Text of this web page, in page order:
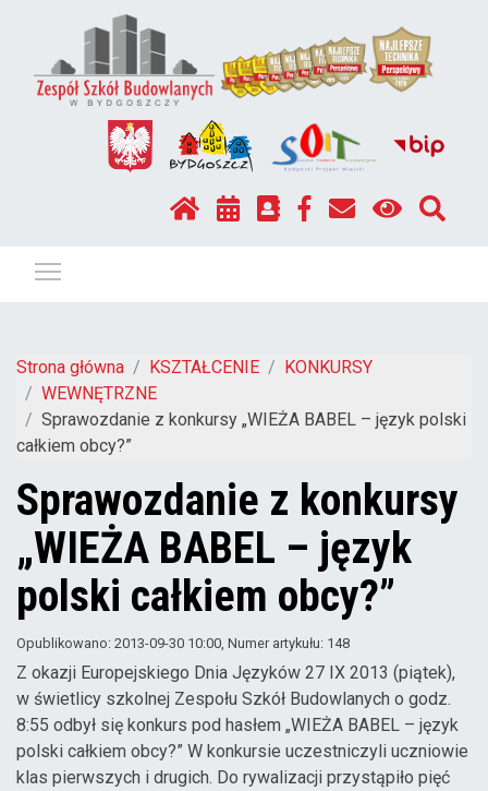
Strona główna KSZTAŁCENIE
KONKURSY
WEWNĘTRZNE
Sprawozdanie z konkursy „WIEŻA BABEL – język polski
całkiem obcy?”
Sprawozdanie z konkursy
„WIEŻA BABEL – język
polski całkiem obcy?”
Opublikowano: 2013-09-30 10:00 , Numer artykułu: 148
Z okazji Europejskiego Dnia Języków 27 IX 2013 (piątek),
w świetlicy szkolnej Zespołu Szkół Budowlanych o godz.
8:55 odbył się konkurs pod hasłem „WIEŻA BABEL – język
polski całkiem obcy?” W konkursie uczestniczyli uczniowie
klas pierwszych i drugich. Do rywalizacji przystąpiło pięć